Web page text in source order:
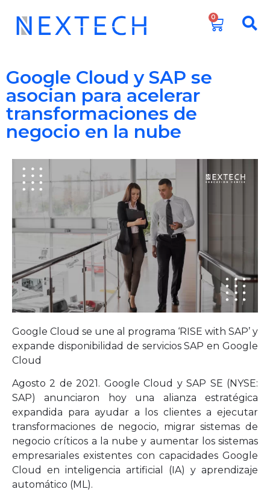
0
Google Cloud y SAP se
asocian para acelerar
transformaciones de
negocio en la nube
Google Cloud se une al programa ‘RISE with SAP’ y
expande disponibilidad de servicios SAP en Google
Cloud
Agosto 2 de 2021. Google Cloud y SAP SE (NYSE:
SAP) anunciaron hoy una alianza estratégica
expandida para ayudar a los clientes a ejecutar
transformaciones de negocio, migrar sistemas de
negocio críticos a la nube y aumentar los sistemas
empresariales existentes con capacidades Google
Cloud en inteligencia artificial (IA) y aprendizaje
automático (ML).